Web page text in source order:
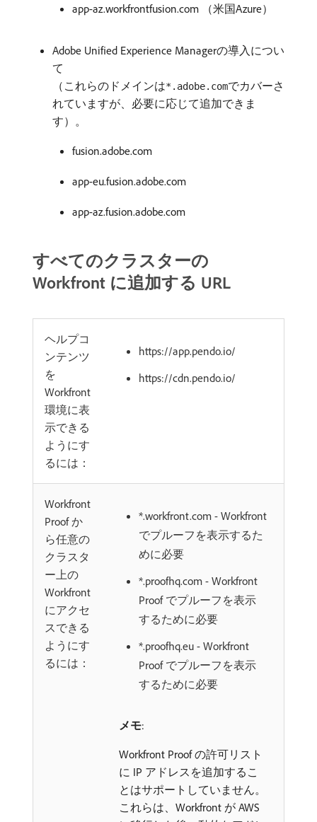
app-az.workfrontfusion.com （米国Azure）
Adobe Unified Experience Managerの導入につい
て
（これらのドメインは*.adobe.comでカバーさ
れていますが、必要に応じて追加できま
す）。
fusion.adobe.com
app-eu.fusion.adobe.com
app-az.fusion.adobe.com
すべてのクラスターの
Workfront に追加する URL
ヘルプコ
ンテンツ
を
Workfront
環境に表
示できる
ようにす
るには：
https://app.pendo.io/
https://cdn.pendo.io/
Workfront
Proof か
ら任意の
クラスタ
ー上の
Workfront
にアクセ
スできる
ようにす
るには：
*.workfront.com - Workfront
でプルーフを表示するた
めに必要
*.proofhq.com - Workfront
Proof でプルーフを表示
するために必要
*.proofhq.eu - Workfront
Proof でプルーフを表示
するために必要
メモ:
Workfront Proof の許可リスト
に IP アドレスを追加するこ
とはサポートしていません。
これらは、Workfront が AWS